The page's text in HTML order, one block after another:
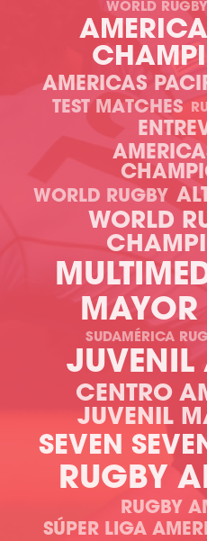
WORLD
AMERICAS
TEST MATCHES
WORLD RUGBY
WORLD
MAYOR
SUDAMÉRICA
JUVENIL
CENTRO
JUVENIL
SEVEN
RUGBY
RUGBY
SÚPER LIGA